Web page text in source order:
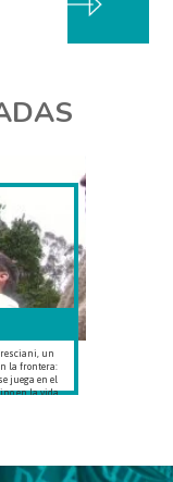
un
la frontera:
juega en el
en la vida